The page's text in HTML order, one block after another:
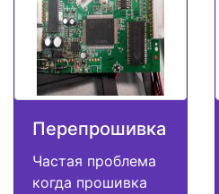
Перепрошивка
Частая проблема
когда прошивка